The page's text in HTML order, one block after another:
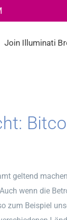
Join Illuminati
geltend
wenn die
zum Beispiel